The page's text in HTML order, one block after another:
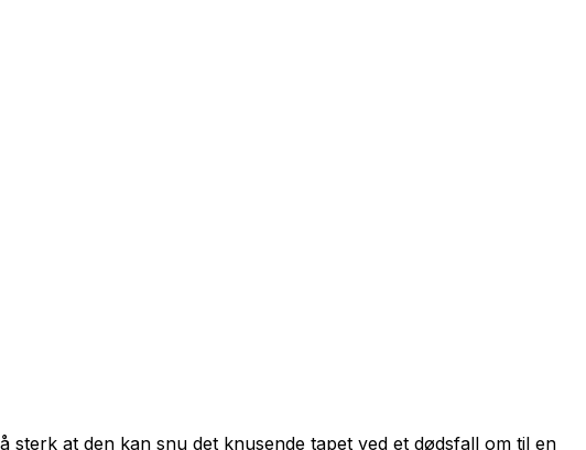
at den kan snu det knusende tapet ved et dødsfall om til en